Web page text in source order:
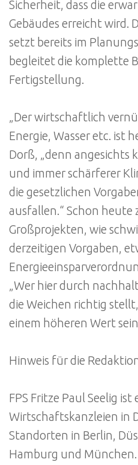
Sicherheit, dass die
Gebäudes erreicht wird.
setzt bereits im
begleitet die komplette
Fertigstellung.
„Der wirtschaftlich
Energie, Wasser etc. ist
Dorß, „denn angesichts
und immer schärferer
die gesetzlichen
ausfallen.“ Schon heute
Großprojekten, wie
derzeitigen Vorgaben,
„Wer hier durch
die Weichen richtig
einem höheren Wert
Hinweis für die
FPS Fritze Paul Seelig
Wirtschaftskanzleien in
Standorten in Berlin,
Hamburg und